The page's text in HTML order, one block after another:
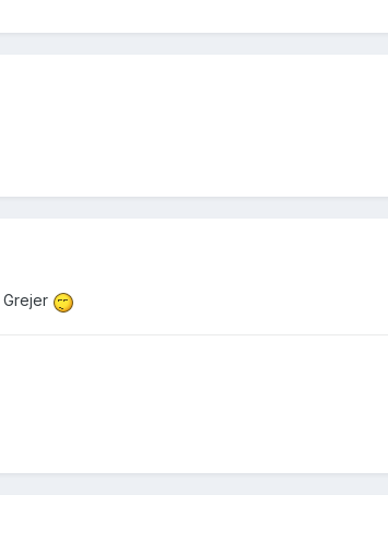
Grejer